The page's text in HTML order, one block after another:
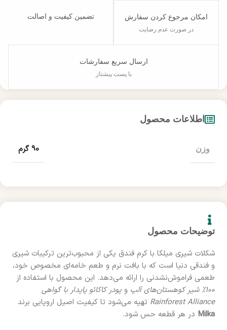
امکان مرجوع کردن سفارش
در صورت عدم رضایت
تضمین کیفیت و اصالت
ارسال سریع سفارشات
با پست پیشتاز
توضیحات محصول
شکلات شیری میلکا با کرم فندق یکی از محبوب‌ترین ترکیبات شیری
و فندقی دنیا است که با بافت نرم و طعم خامه‌ای مخصوص خود،
طعمی فراموش‌نشدنی را ارائه می‌دهد. این محصول با استفاده از
100٪ شیر کوهستان‌های آلپ
و پودر کاکائو پایدار با گواهی
Rainforest Alliance تهیه می‌شود تا کیفیت اصیل اروپایی برند
Milka در هر قطعه حس شود.
اطلاعات محصول
وزن 90 گرم